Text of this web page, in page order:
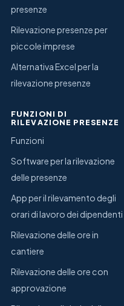
presenze
Rilevazione presenze per
piccole imprese
Alternativa Excel per la
rilevazione presenze
FUNZIONI DI
RILEVAZIONE PRESENZE
Funzioni
Software per la rilevazione
delle presenze
App per il rilevamento degli
orari di lavoro dei dipendenti
Rilevazione delle ore in
cantiere
Rilevazione delle ore con
approvazione